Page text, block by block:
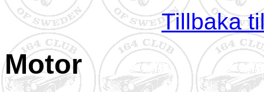
Tillbaka
Motor